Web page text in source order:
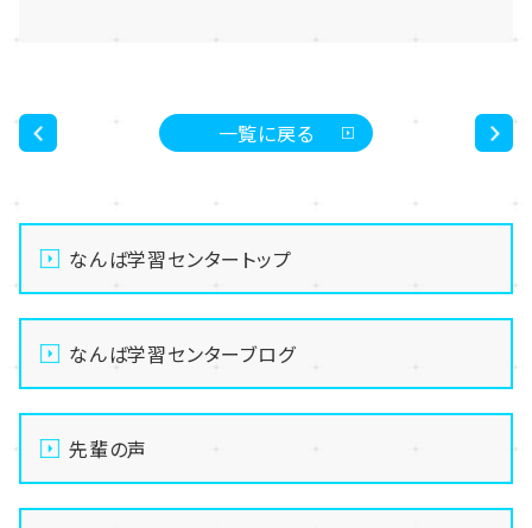
一覧に戻る
なんば学習センタートップ
なんば学習センターブログ
先輩の声